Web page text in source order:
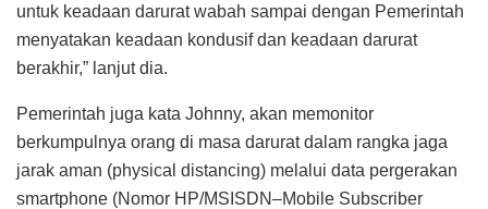
untuk keadaan darurat wabah sampai dengan Pemerintah
menyatakan keadaan kondusif dan keadaan darurat
berakhir,” lanjut dia.
Pemerintah juga kata Johnny, akan memonitor
berkumpulnya orang di masa darurat dalam rangka jaga
jarak aman (physical distancing) melalui data pergerakan
smartphone (Nomor HP/MSISDN–Mobile Subscriber